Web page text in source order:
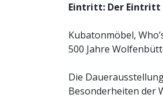
Eintritt: Der Eintritt
Kubatonmöbel,
500 Jahre
Die
Besonderheiten der